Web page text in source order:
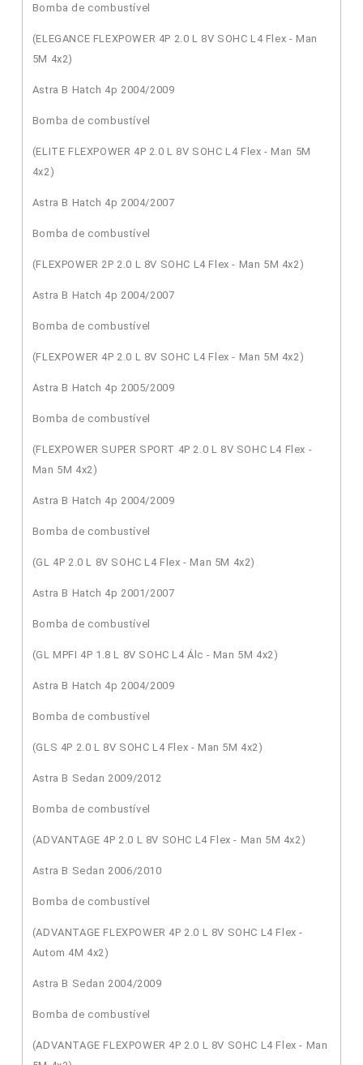
Bomba de combustível
(ELEGANCE FLEXPOWER 4P 2.0 L 8V SOHC L4 Flex - Man
5M 4x2)
Astra B Hatch 4p 2004/2009
Bomba de combustível
(ELITE FLEXPOWER 4P 2.0 L 8V SOHC L4 Flex - Man 5M
4x2)
Astra B Hatch 4p 2004/2007
Bomba de combustível
(FLEXPOWER 2P 2.0 L 8V SOHC L4 Flex - Man 5M 4x2)
Astra B Hatch 4p 2004/2007
Bomba de combustível
(FLEXPOWER 4P 2.0 L 8V SOHC L4 Flex - Man 5M 4x2)
Astra B Hatch 4p 2005/2009
Bomba de combustível
(FLEXPOWER SUPER SPORT 4P 2.0 L 8V SOHC L4 Flex -
Man 5M 4x2)
Astra B Hatch 4p 2004/2009
Bomba de combustível
(GL 4P 2.0 L 8V SOHC L4 Flex - Man 5M 4x2)
Astra B Hatch 4p 2001/2007
Bomba de combustível
(GL MPFI 4P 1.8 L 8V SOHC L4 Álc - Man 5M 4x2)
Astra B Hatch 4p 2004/2009
Bomba de combustível
(GLS 4P 2.0 L 8V SOHC L4 Flex - Man 5M 4x2)
Astra B Sedan 2009/2012
Bomba de combustível
(ADVANTAGE 4P 2.0 L 8V SOHC L4 Flex - Man 5M 4x2)
Astra B Sedan 2006/2010
Bomba de combustível
(ADVANTAGE FLEXPOWER 4P 2.0 L 8V SOHC L4 Flex -
Autom 4M 4x2)
Astra B Sedan 2004/2009
Bomba de combustível
(ADVANTAGE FLEXPOWER 4P 2.0 L 8V SOHC L4 Flex - Man